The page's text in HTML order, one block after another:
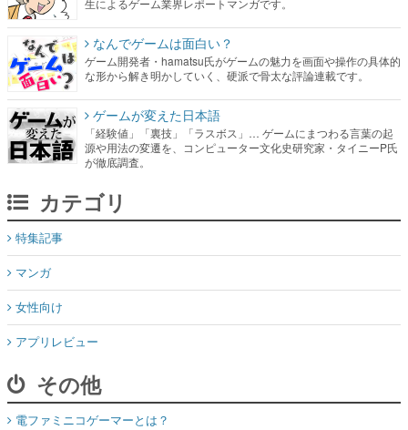
生によるゲーム業界レポートマンガです。
なんでゲームは面白い？
ゲーム開発者・hamatsu氏がゲームの魅力を画面や操作の具体的
な形から解き明かしていく、硬派で骨太な評論連載です。
ゲームが変えた日本語
「経験値」「裏技」「ラスボス」… ゲームにまつわる言葉の起
源や用法の変遷を、コンピューター文化史研究家・タイニーP氏
が徹底調査。
カテゴリ
特集記事
マンガ
女性向け
アプリレビュー
その他
電ファミニコゲーマーとは？